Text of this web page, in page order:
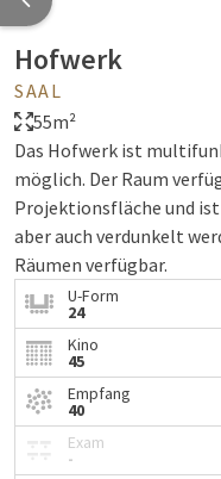
Hofwerk
SAAL
55m²
Das Hofwerk ist
möglich. Der Raum
Projektionsfläche und
aber auch verdunkelt
Räumen verfügbar.
U-Form
24
Kino
45
Empfang
40
Exam
-